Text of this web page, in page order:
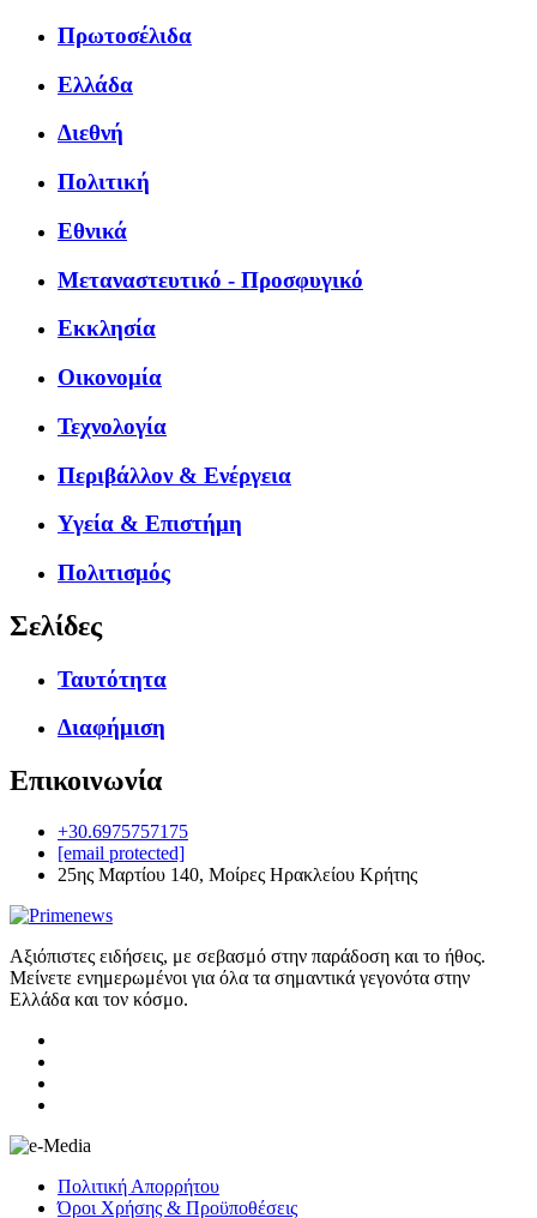
Πρωτοσέλιδα
Ελλάδα
Διεθνή
Πολιτική
Εθνικά
Μεταναστευτικό - Προσφυγικό
Εκκλησία
Οικονομία
Τεχνολογία
Περιβάλλον & Ενέργεια
Υγεία & Επιστήμη
Πολιτισμός
Σελίδες
Ταυτότητα
Διαφήμιση
Επικοινωνία
+30.6975757175
[email protected]
25ης Μαρτίου 140, Μοίρες Ηρακλείου Κρήτης
Αξιόπιστες ειδήσεις, με σεβασμό στην παράδοση και το ήθος.
Μείνετε ενημερωμένοι για όλα τα σημαντικά γεγονότα στην
Ελλάδα και τον κόσμο.
Πολιτική Απορρήτου
Όροι Χρήσης & Προϋποθέσεις